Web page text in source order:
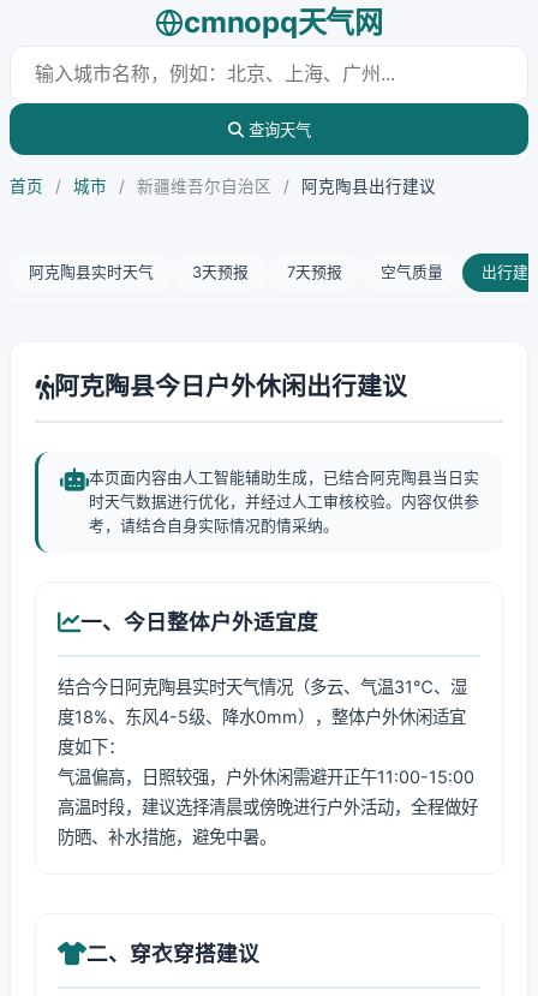
cmnopq天气网
查询天气
首页 / 城市 / 新疆维吾尔自治区 / 阿克陶县出行建议
阿克陶县实时天气 3天预报 7天预报 空气质量 出行建
阿克陶县今日户外休闲出行建议
本页面内容由人工智能辅助生成，已结合阿克陶县当日实
时天气数据进行优化，并经过人工审核校验。内容仅供参
考，请结合自身实际情况酌情采纳。
一、今日整体户外适宜度
结合今日阿克陶县实时天气情况（多云、气温31℃、湿
度18%、东风4-5级、降水0mm），整体户外休闲适宜
度如下：
气温偏高，日照较强，户外休闲需避开正午11:00-15:00
高温时段，建议选择清晨或傍晚进行户外活动，全程做好
防晒、补水措施，避免中暑。
二、穿衣穿搭建议